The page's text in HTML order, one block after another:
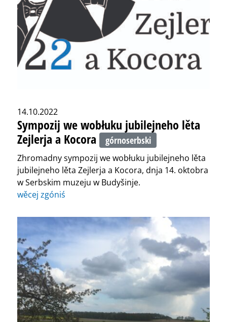
14.10.2022
Sympozij we wobłuku jubilejneho lěta
Zejlerja a Kocora
górnoserbski
Zhromadny sympozij we wobłuku jubilejneho lěta
jubilejneho lěta Zejlerja a Kocora, dnja 14. oktobra
w Serbskim muzeju w Budyšinje.
wěcej zgóniś